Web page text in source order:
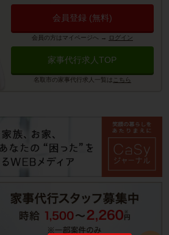
会員登録 (無料)
会員の方はマイページへ → ログイン
家事代行求人TOP
名取市の家事代行求人一覧は こちら